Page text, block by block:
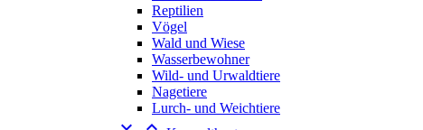
Reptilien
Vögel
Wald und Wiese
Wasserbewohner
Wild- und Urwaldtiere
Nagetiere
Lurch- und Weichtiere